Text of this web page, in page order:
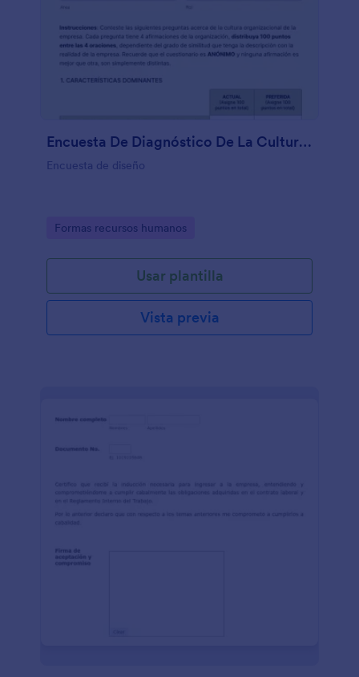
Encuesta De Diagnóstico De La Cultura Organizacional
Encuesta de diseño
Go to Category:
Formas recursos humanos
Usar plantilla
Vista previa